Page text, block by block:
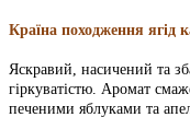
Країна походження ягід
Яскравий, насичений та
гіркуватістю. Аромат
печеними яблуками та